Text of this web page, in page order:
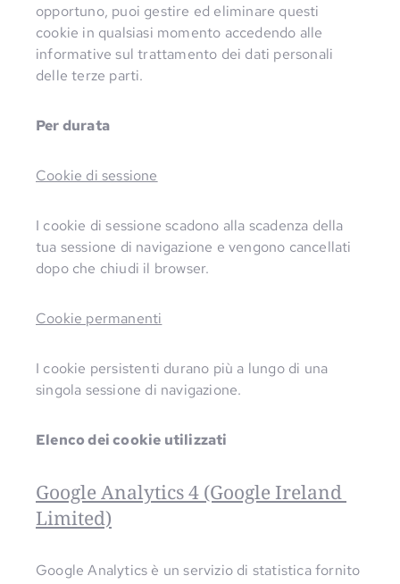
opportuno, puoi gestire ed eliminare questi
cookie in qualsiasi momento accedendo alle
informative sul trattamento dei dati personali
delle terze parti.
Per durata
Cookie di sessione
I cookie di sessione scadono alla scadenza della
tua sessione di navigazione e vengono cancellati
dopo che chiudi il browser.
Cookie permanenti
I cookie persistenti durano più a lungo di una
singola sessione di navigazione.
Elenco dei cookie utilizzati
Google Analytics 4 (Google Ireland
Limited)
Google Analytics è un servizio di statistica fornito